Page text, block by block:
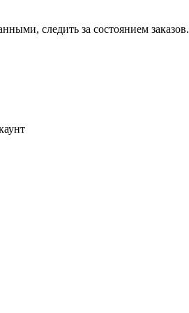
следить за состоянием заказов.